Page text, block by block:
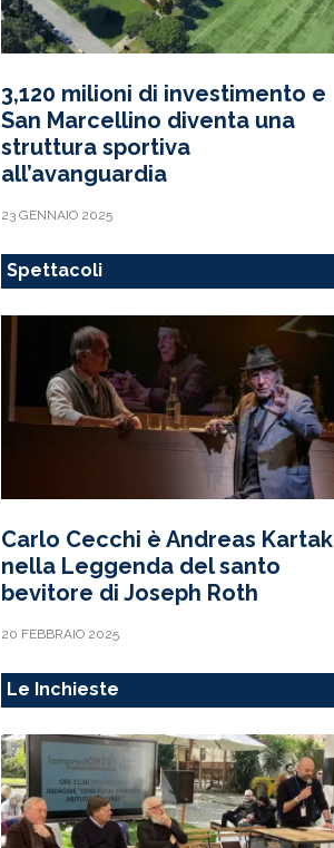
3,120 milioni di investimento e
San Marcellino diventa una
struttura sportiva
all’avanguardia
23 GENNAIO 2025
Spettacoli
Carlo Cecchi è Andreas Kartak
nella Leggenda del santo
bevitore di Joseph Roth
20 FEBBRAIO 2025
Le Inchieste